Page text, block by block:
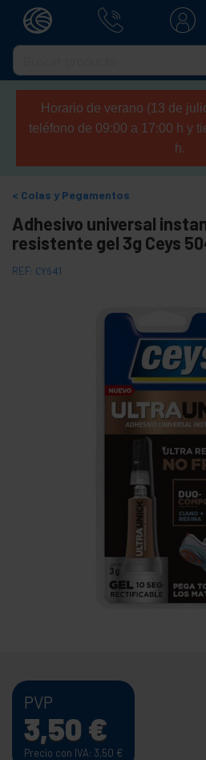
Horario de verano (13 de
teléfono de 09:00 a 17:00 h y
h.
Colas y Pegamentos
Adhesivo universal
resistente gel 3g Ceys
REF: CY641
PVP
3,50 €
Precio con IVA: 3,50 €